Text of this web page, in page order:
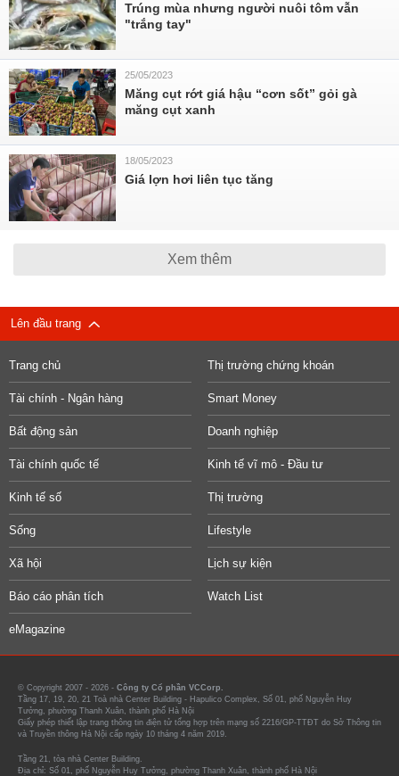
Trúng mùa nhưng người nuôi tôm vẫn
"trắng tay"
25/05/2023
Măng cụt rớt giá hậu “cơn sốt” gỏi gà
măng cụt xanh
18/05/2023
Giá lợn hơi liên tục tăng
Xem thêm
Lên đầu trang
Trang chủ Thị trường chứng khoán
Tài chính - Ngân hàng Smart Money
Bất động sản Doanh nghiệp
Tài chính quốc tế Kinh tế vĩ mô - Đầu tư
Kinh tế số Thị trường
Sống Lifestyle
Xã hội Lịch sự kiện
Báo cáo phân tích Watch List
eMagazine
© Copyright 2007 - 2026 - Công ty Cổ phần VCCorp.
Tầng 17, 19, 20, 21 Toà nhà Center Building - Hapulico Complex, Số 01, phố Nguyễn Huy
Tưởng, phường Thanh Xuân, thành phố Hà Nội
Giấy phép thiết lập trang thông tin điện tử tổng hợp trên mạng số 2216/GP-TTĐT do Sở Thông tin
và Truyền thông Hà Nội cấp ngày 10 tháng 4 năm 2019.
Tầng 21, tòa nhà Center Building.
Địa chỉ: Số 01, phố Nguyễn Huy Tưởng, phường Thanh Xuân, thành phố Hà Nội